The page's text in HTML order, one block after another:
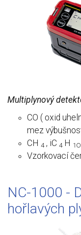
Multiplynový
CO ( oxid
mez
CH 4 , iC 4 H 1O
Vzorkovací
NC-1000 -
hořlavých